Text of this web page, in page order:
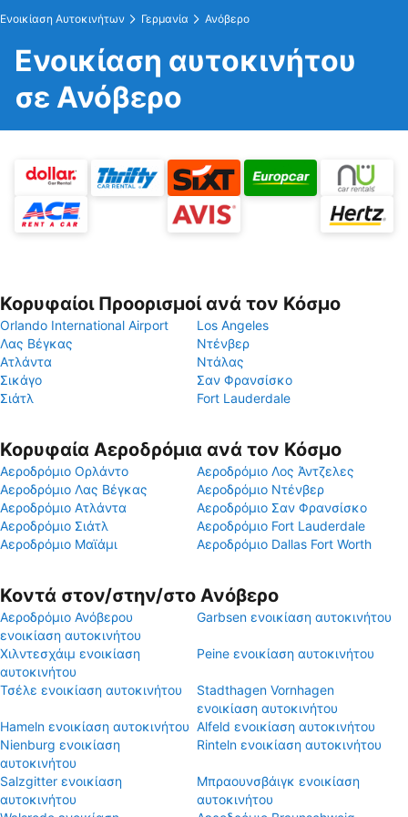
Ενοικίαση Αυτοκινήτων Γερμανία Ανόβερο
Ενοικίαση αυτοκινήτου
σε Ανόβερο
Κορυφαίοι Προορισμοί ανά τον Κόσμο
Orlando International Airport
Los Angeles
Λας Βέγκας
Ντένβερ
Ατλάντα
Ντάλας
Σικάγο
Σαν Φρανσίσκο
Σιάτλ
Fort Lauderdale
Κορυφαία Αεροδρόμια ανά τον Κόσμο
Αεροδρόμιο Ορλάντο
Αεροδρόμιο Λος Άντζελες
Αεροδρόμιο Λας Βέγκας
Αεροδρόμιο Ντένβερ
Αεροδρόμιο Ατλάντα
Αεροδρόμιο Σαν Φρανσίσκο
Αεροδρόμιο Σιάτλ
Αεροδρόμιο Fort Lauderdale
Αεροδρόμιο Μαϊάμι
Αεροδρόμιο Dallas Fort Worth
Κοντά στον/στην/στο Ανόβερο
Αεροδρόμιο Ανόβερου
ενοικίαση αυτοκινήτου
Garbsen ενοικίαση αυτοκινήτου
Χιλντεσχάιμ ενοικίαση
αυτοκινήτου
Peine ενοικίαση αυτοκινήτου
Τσέλε ενοικίαση αυτοκινήτου
Stadthagen Vornhagen
ενοικίαση αυτοκινήτου
Hameln ενοικίαση αυτοκινήτου Alfeld ενοικίαση αυτοκινήτου
Nienburg ενοικίαση
αυτοκινήτου
Rinteln ενοικίαση αυτοκινήτου
Salzgitter ενοικίαση
αυτοκινήτου
Μπραουνσβάιγκ ενοικίαση
αυτοκινήτου